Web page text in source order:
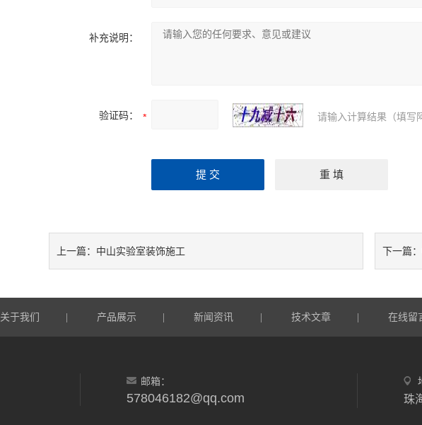
补充说明：
验证码： 请输入计算结果（填写
上一篇： 中山实验室装饰施工 下一篇：
关于我们 产品展示 新闻资讯 技术文章 在线留
邮箱：
578046182@qq.com